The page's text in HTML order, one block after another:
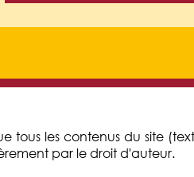
tous les contenus du site
par le droit d'auteur.